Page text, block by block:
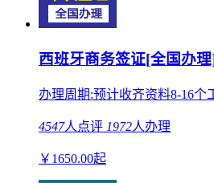
西班牙商务签证[全国办
办理周期:预计收齐资料8-16个
4547人点评 1972人办理
￥ 1650.00起